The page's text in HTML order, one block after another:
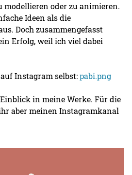
modellieren oder zu animieren.
Ideen als die
Doch zusammengefasst
Erfolg, weil ich viel dabei
Instagram selbst:pabi.png
in meine Werke. Für die
aber meinen Instagramkanal